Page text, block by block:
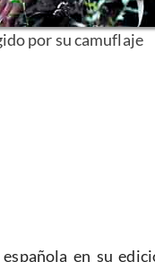
por su camuflaje
en su